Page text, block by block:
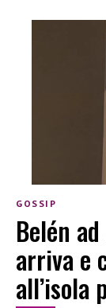
GOSSIP
Belén
arriva e
all’isola